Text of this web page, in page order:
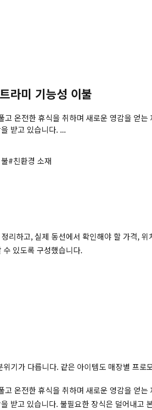
라미 기능성 이불
온전한 휴식을 취하며 새로운 영감을 얻
받고 있습니다. ...
#친환경 소재
리하고, 실제 동선에서 확인해야 할 가격,
있도록 구성했습니다.
기가 다릅니다. 같은 아이템도 매장별 프
온전한 휴식을 취하며 새로운 영감을 얻
받고 있습니다. 불필요한 장식은 덜어내